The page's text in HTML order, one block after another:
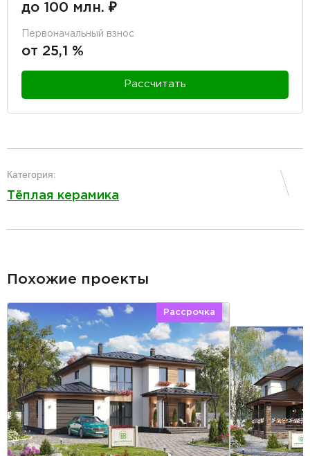
до 100 млн. ₽
Первоначальный взнос
от 25,1 %
Рассчитать
Категория:
Тёплая керамика
Похожие проекты
Рассрочка